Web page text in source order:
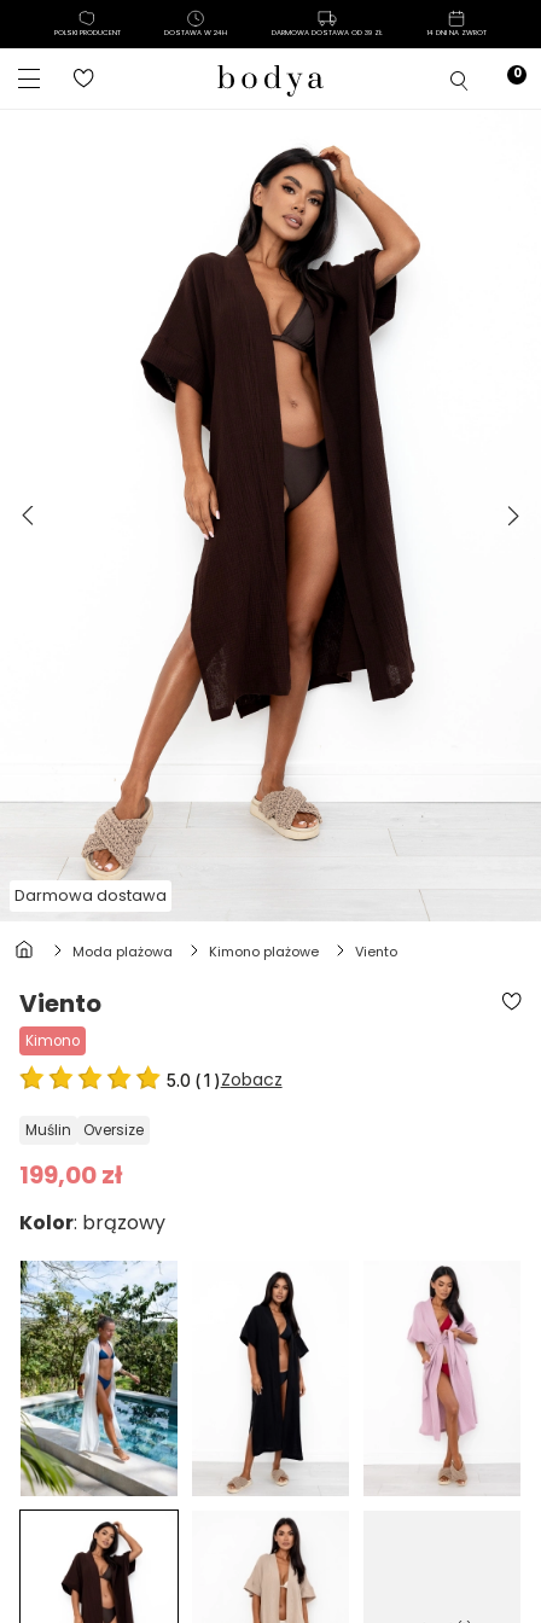
POLSKI PRODUCENT DOSTAWA W 24H DARMOWA DOSTAWA OD 39 ZŁ 14 DNI NA ZWROT
Darmowa dostawa
moda plażowa kimono plażowe viento
Viento
kimono
5.0 (1 )Zobacz
muślin oversize
199,00 zł
Kolor